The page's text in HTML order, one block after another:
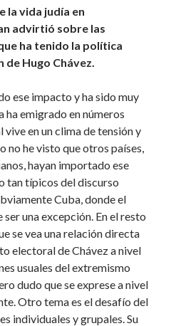
la vida judía en
advirtió sobre las
ha tenido la política
Hugo Chávez.
ese impacto y ha sido muy
ha emigrado en números
en un clima de tensión y
no he visto que otros países,
hayan importado ese
tan típicos del discurso
Cuba, donde el
una excepción. En el resto
se vea una relación directa
electoral de Chávez a nivel
usuales del extremismo
dudo que se exprese a nivel
Otro tema es el desafío del
individuales y grupales. Su